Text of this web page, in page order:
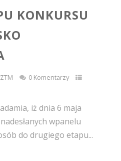
KONKURSU
0 Komentarzy
iż dnia 6 maja
wpanelu
do drugiego etapu...